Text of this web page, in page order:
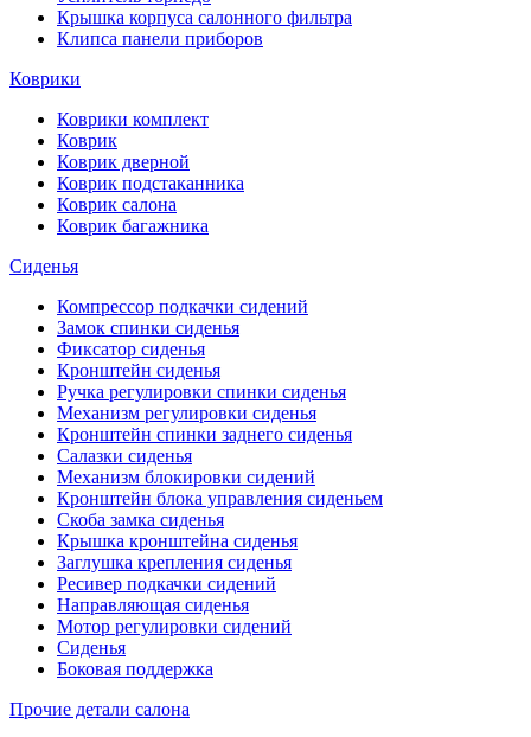
Крышка корпуса салонного фильтра
Клипса панели приборов
Коврики
Коврики комплект
Коврик
Коврик дверной
Коврик подстаканника
Коврик салона
Коврик багажника
Сиденья
Компрессор подкачки сидений
Замок спинки сиденья
Фиксатор сиденья
Кронштейн сиденья
Ручка регулировки спинки сиденья
Механизм регулировки сиденья
Кронштейн спинки заднего сиденья
Салазки сиденья
Механизм блокировки сидений
Кронштейн блока управления сиденьем
Скоба замка сиденья
Крышка кронштейна сиденья
Заглушка крепления сиденья
Ресивер подкачки сидений
Направляющая сиденья
Мотор регулировки сидений
Сиденья
Боковая поддержка
Прочие детали салона